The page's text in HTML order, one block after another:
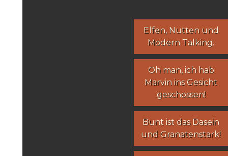
Elfen, Nuttenund
Modern Talking.
Oh man, ich hab
Marvin ins Gesicht
geschossen!
Bunt ist das Dasein
und Granatenstark!